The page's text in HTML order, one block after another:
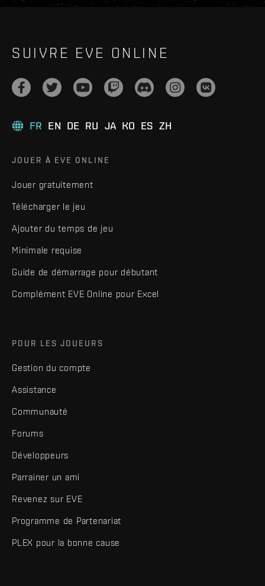
SUIVRE EVE ONLINE
FR EN DE RU JA KO ES ZH
JOUER À EVE ONLINE
Jouer gratuitement
Télécharger le jeu
Ajouter du temps de jeu
Minimale requise
Guide de démarrage pour débutant
Complément EVE Online pour Excel
POUR LES JOUEURS
Gestion du compte
Assistance
Communauté
Forums
Développeurs
Parrainer un ami
Revenez sur EVE
Programme de Partenariat
PLEX pour la bonne cause